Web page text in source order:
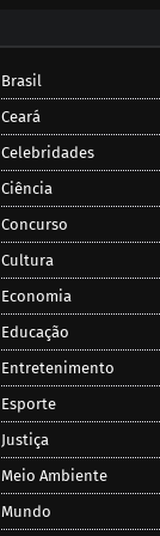
Brasil
Ceará
Celebridades
Ciência
Concurso
Cultura
Economia
Educação
Entretenimento
Esporte
Justiça
Meio Ambiente
Mundo